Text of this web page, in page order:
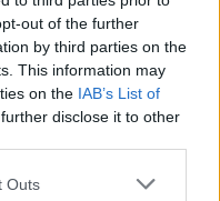
out of the further
by third parties on the
This information may
on the IAB’s List of
disclose it to other
Outs
Triet ir Arthuras
„Nuopuolio